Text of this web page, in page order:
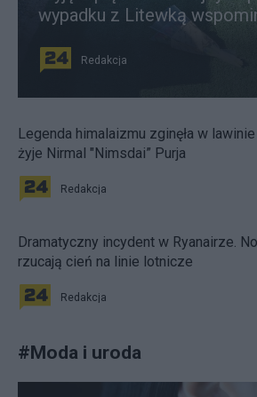
wypadku z Litewką
Redakcja
Legenda himalaizmu zginęła w
żyje Nirmal "Nimsdai” Purja
Redakcja
Dramatyczny incydent w Ryanairze.
rzucają cień na linie lotnicze
Redakcja
#Moda i uroda